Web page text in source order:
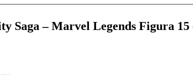
Saga – Marvel Legends Figura 15